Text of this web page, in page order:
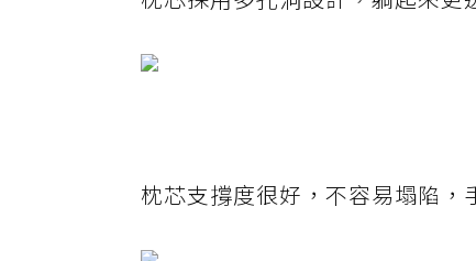
枕芯支撐度很好，不容易塌陷